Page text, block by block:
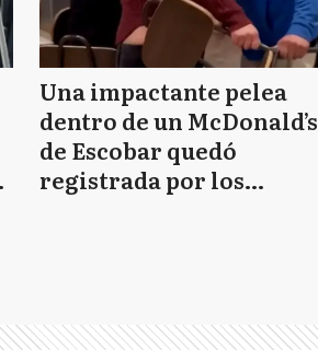
Una impactante pelea
dentro de un McDonald’s
de Escobar quedó
registrada por los